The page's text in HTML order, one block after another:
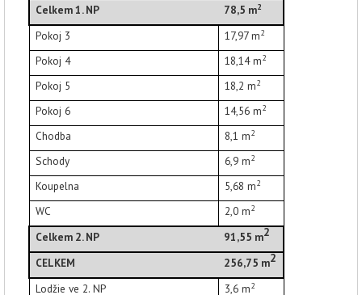
Celkem 1. NP 78,5 m2
Pokoj 3 17,97m2
Pokoj 4 18,14m2
Pokoj 5 18,2m2
Pokoj 6 14,56m2
Chodba 8,1m2
Schody 6,9m2
Koupelna 5,68m2
WC 2,0m2
Celkem 2. NP 91,55 m2
CELKEM 256,75 m2
Lodžie ve 2. NP 3,6 m2